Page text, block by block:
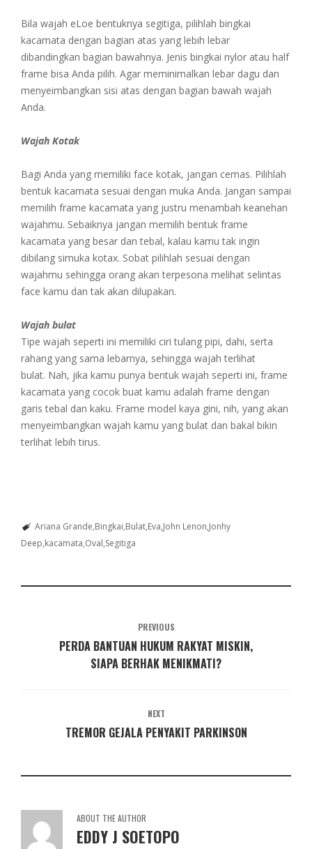
Bila wajah eLoe bentuknya segitiga, pilihlah bingkai
kacamata dengan bagian atas yang lebih lebar
dibandingkan bagian bawahnya. Jenis bingkai nylor atau half
frame bisa Anda pilih. Agar meminimalkan lebar dagu dan
menyeimbangkan sisi atas dengan bagian bawah wajah
Anda.
Wajah Kotak
Bagi Anda yang memiliki face kotak, jangan cemas. Pilihlah
bentuk kacamata sesuai dengan muka Anda. Jangan sampai
memilih frame kacamata yang justru menambah keanehan
wajahmu. Sebaiknya jangan memilih bentuk frame
kacamata yang besar dan tebal, kalau kamu tak ingin
dibilang simuka kotax. Sobat pilihlah sesuai dengan
wajahmu sehingga orang akan terpesona melihat selintas
face kamu dan tak akan dilupakan.
Wajah bulat
Tipe wajah seperti ini memiliki ciri tulang pipi, dahi, serta
rahang yang sama lebarnya, sehingga wajah terlihat
bulat. Nah, jika kamu punya bentuk wajah seperti ini, frame
kacamata yang cocok buat kamu adalah frame dengan
garis tebal dan kaku. Frame model kaya gini, nih, yang akan
menyeimbangkan wajah kamu yang bulat dan bakal bikin
terlihat lebih tirus.
Ariana Grande Bingkai Bulat Eva John Lenon Jonhy
Deep kacamata Oval Segitiga
PREVIOUS
PERDA BANTUAN HUKUM RAKYAT MISKIN,
SIAPA BERHAK MENIKMATI?
NEXT
TREMOR GEJALA PENYAKIT PARKINSON
ABOUT THE AUTHOR
EDDY J SOETOPO